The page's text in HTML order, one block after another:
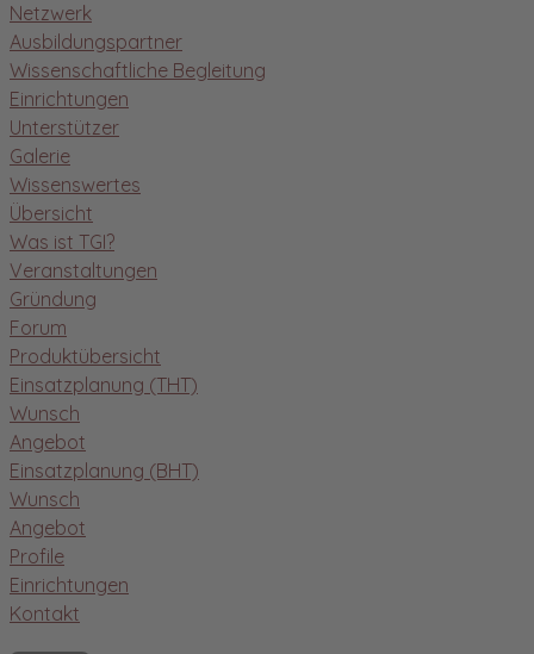
Netzwerk
Ausbildungspartner
Wissenschaftliche Begleitung
Einrichtungen
Unterstützer
Galerie
Wissenswertes
Übersicht
Was ist TGI?
Veranstaltungen
Gründung
Forum
Produktübersicht
Einsatzplanung (THT)
Wunsch
Angebot
Einsatzplanung (BHT)
Wunsch
Angebot
Profile
Einrichtungen
Kontakt